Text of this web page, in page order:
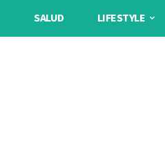
SALUD LIFESTYLE